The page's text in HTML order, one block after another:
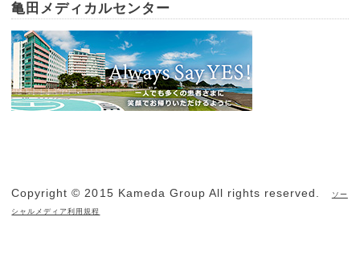
亀田メディカルセンター
Copyright © 2015 Kameda Group All rights reserved. ソー
シャルメディア利用規程